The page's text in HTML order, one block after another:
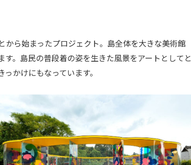
ら始まったプロジェクト。島全体を大きな美術館
。島民の普段着の姿を生きた風景をアートとしてと
かけにもなっています。